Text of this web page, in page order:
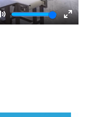
Mute